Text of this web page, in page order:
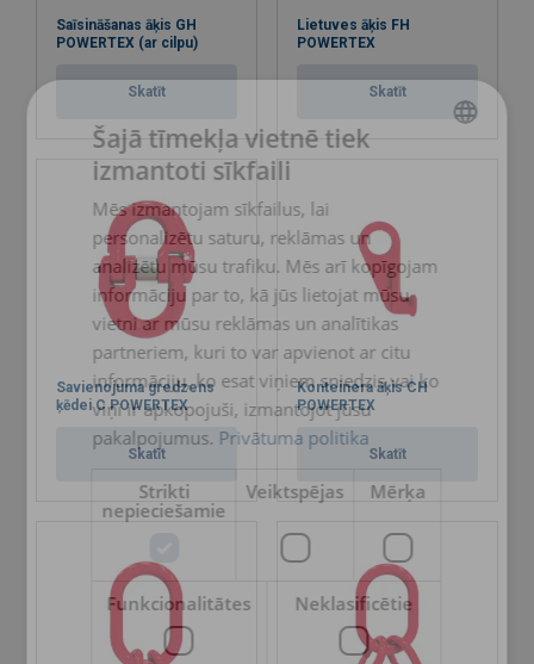
Saīsināšanas āķis GH
POWERTEX (ar cilpu)
Skatīt
Lietuves āķis FH
POWERTEX
Skatīt
Savienojuma gredzens
ķēdei C POWERTEX
Skatīt
Konteinera āķis CH
POWERTEX
Skatīt
ENGLISH TRANSLATION
Šajā tīmekļa vietnē tiek
izmantoti sīkfaili
Mēs izmantojam sīkfailus, lai
personalizētu saturu, reklāmas un
analizētu mūsu trafiku. Mēs arī kopīgojam
informāciju par to, kā jūs lietojat mūsu
vietni ar mūsu reklāmas un analītikas
partneriem, kuri to var apvienot ar citu
informāciju, ko esat viņiem sniedzis vai ko
viņi ir apkopojuši, izmantojot jūsu
pakalpojumus. Privātuma politika
Strikti
nepieciešamie
Veiktspējas Mērķa
Funkcionalitātes Neklasificētie